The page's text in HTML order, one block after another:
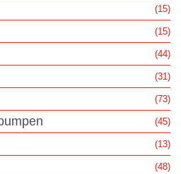
(15)
(15)
(44)
(31)
(73)
(45)
(13)
(48)